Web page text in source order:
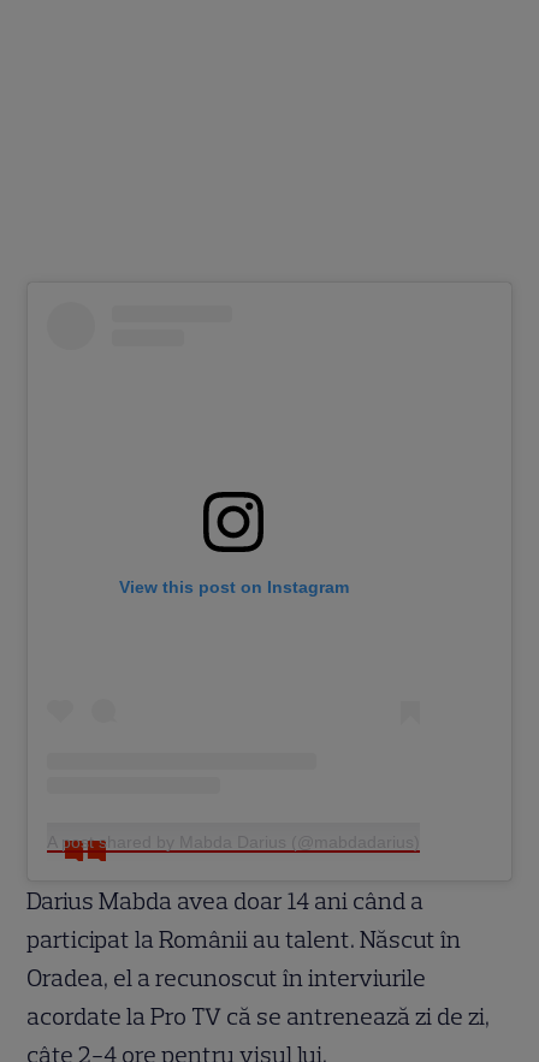
View this post on Instagram
A post shared by Mabda Darius (@mabdadarius)
Darius Mabda avea doar 14 ani când a
participat la Românii au talent. Născut în
Oradea, el a recunoscut în interviurile
acordate la Pro TV că se antrenează zi de zi,
câte 2-4 ore pentru visul lui.